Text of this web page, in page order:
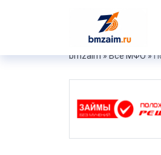
bmzaim»Все МФО»